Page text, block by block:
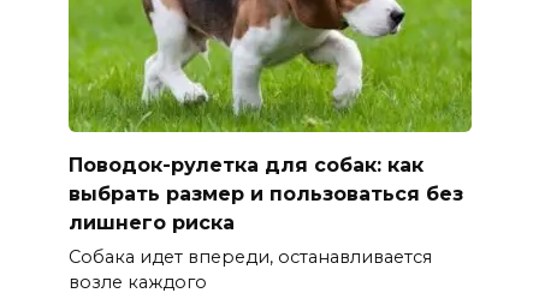
Поводок-рулетка для собак: как
выбрать размер и пользоваться без
лишнего риска
Собака идет впереди, останавливается
возле каждого